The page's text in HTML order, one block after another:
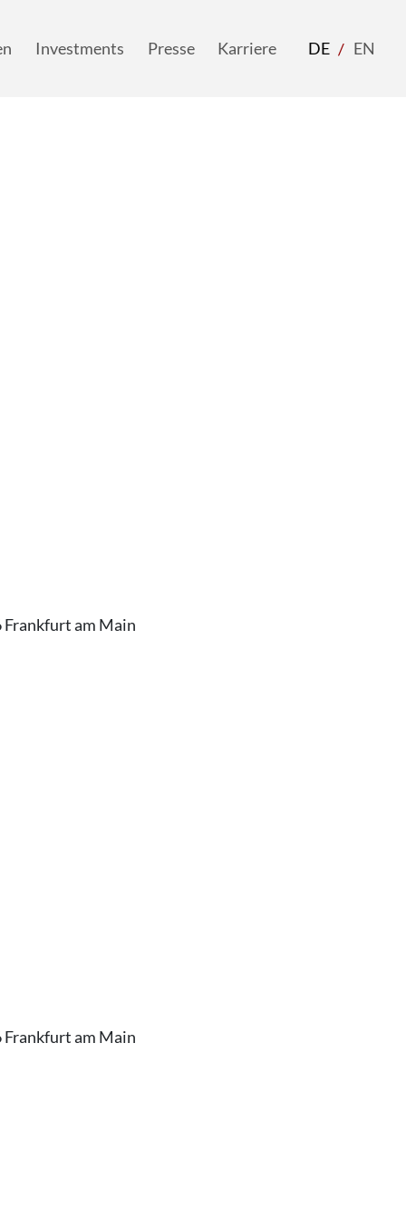
DE
DEAktiv
EN
EN
Investments
Investments Presse
Presse Karriere
Karriere
am Main
am Main